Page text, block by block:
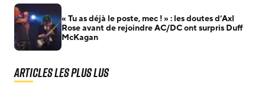
« Tu as déjà le poste, mec ! » : les doutes d’Axl
Rose avant de rejoindre AC/DC ont surpris Duff
McKagan
Articles les plus lus